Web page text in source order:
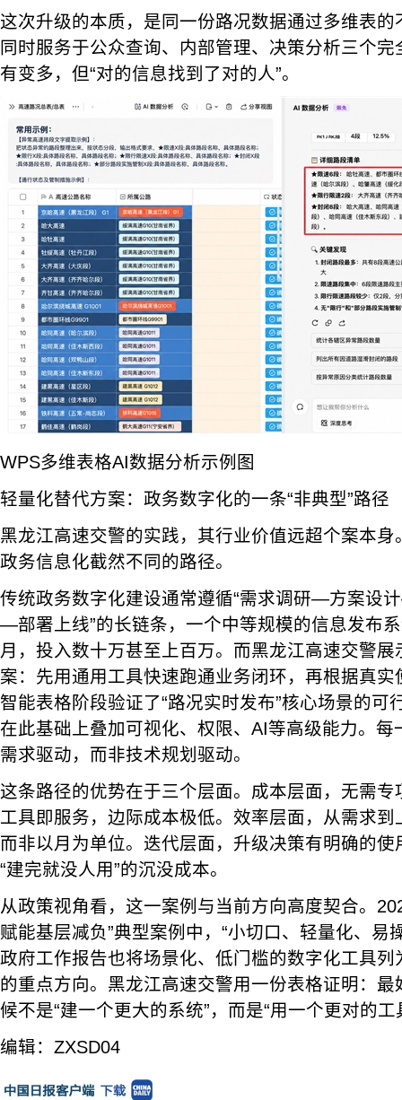
这次升级的本质，是同一份路况数据通过多维表
同时服务于公众查询、内部管理、决策分析三个
有变多，但“对的信息找到了对的人”。
WPS多维表格AI数据分析示例图
轻量化替代方案：政务数字化的一条“非典型”路径
黑龙江高速交警的实践，其行业价值远超个案本
政务信息化截然不同的路径。
传统政务数字化建设通常遵循“需求调研—方案设
—部署上线”的长链条，一个中等规模的信息发布
月，投入数十万甚至上百万。而黑龙江高速交警
案：先用通用工具快速跑通业务闭环，再根据真
智能表格阶段验证了“路况实时发布”核心场景的可
在此基础上叠加可视化、权限、AI等高级能力。每
需求驱动，而非技术规划驱动。
这条路径的优势在于三个层面。成本层面，无需
工具即服务，边际成本极低。效率层面，从需求
而非以月为单位。迭代层面，升级决策有明确的
“建完就没人用”的沉没成本。
从政策视角看，这一案例与当前方向高度契合。
赋能基层减负”典型案例中，“小切口、轻量化、易
政府工作报告也将场景化、低门槛的数字化工具
的重点方向。黑龙江高速交警用一份表格证明：
候不是“建一个更大的系统”，而是“用一个更对的工
编辑：ZXSD04